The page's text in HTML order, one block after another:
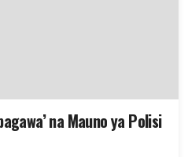
na Mauno ya Polisi